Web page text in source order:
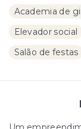
Academia de
Elevador social
Salão de festas